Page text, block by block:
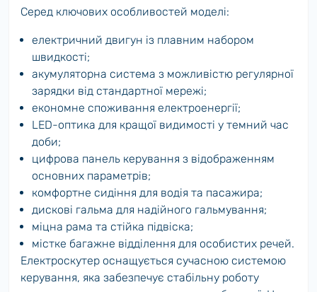
Серед ключових особливостей моделі:
електричний двигун із плавним набором
швидкості;
акумуляторна система з можливістю регулярної
зарядки від стандартної мережі;
економне споживання електроенергії;
LED-оптика для кращої видимості у темний час
доби;
цифрова панель керування з відображенням
основних параметрів;
комфортне сидіння для водія та пасажира;
дискові гальма для надійного гальмування;
міцна рама та стійка підвіска;
містке багажне відділення для особистих речей.
Електроскутер оснащується сучасною системою
керування, яка забезпечує стабільну роботу